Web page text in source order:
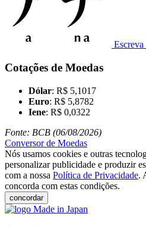
Escreva
Cotações de Moedas
Dólar: R$ 5,1017
Euro: R$ 5,8782
Iene: R$ 0,0322
Fonte: BCB (06/08/2026)
Conversor de Moedas
Nós usamos cookies e outras
personalizar publicidade e produzir
com a nossa Política de Privacidade.
concorda com estas condições.
concordar